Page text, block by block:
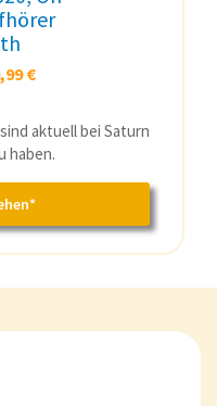
€
aktuell bei Saturn
haben.